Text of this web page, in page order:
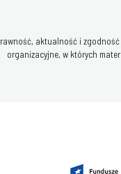
aktualność i
organizacyjne, w których